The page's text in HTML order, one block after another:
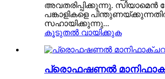
അവതരിപ്പിക്കുന്നു.
പങ്കാളികളെ
സഹായിക്കുന്നു...
കൂടുതൽ വായിക്കുക
പ്രൊഫഷണൽ